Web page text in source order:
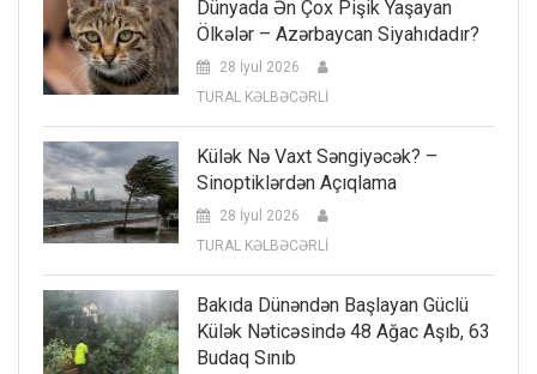
Dünyada Ən Çox Pişik Yaşayan
Ölkələr – Azərbaycan Siyahıdadır?
28 İyul 2026
TURAL KƏLBƏCƏRLİ
Külək Nə Vaxt Səngiyəcək? –
Sinoptiklərdən Açıqlama
28 İyul 2026
TURAL KƏLBƏCƏRLİ
Bakıda Dünəndən Başlayan Güclü
Külək Nəticəsində 48 Ağac Aşıb, 63
Budaq Sınıb